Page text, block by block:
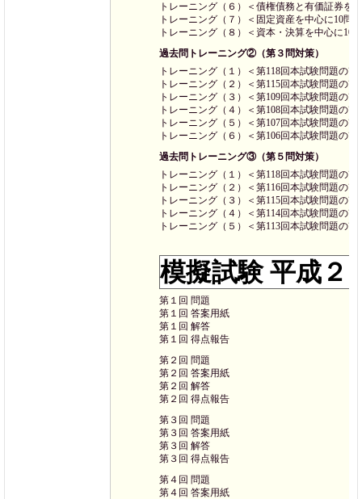
トレーニング（６）＜債権債務と有価証券を
トレーニング（７）＜固定資産を中心に10問＞
トレーニング（８）＜資本・決算を中心に10
過去問トレーニング②（第３問対策）
トレーニング（１）＜第118回本試験問題の改
トレーニング（２）＜第115回本試験問題の改
トレーニング（３）＜第109回本試験問題の改
トレーニング（４）＜第108回本試験問題の改
トレーニング（５）＜第107回本試験問題の改
トレーニング（６）＜第106回本試験問題の改
過去問トレーニング③（第５問対策）
トレーニング（１）＜第118回本試験問題の改
トレーニング（２）＜第116回本試験問題の改
トレーニング（３）＜第115回本試験問題の改
トレーニング（４）＜第114回本試験問題の改
トレーニング（５）＜第113回本試験問題の改
模擬試験 平成２
第１回 問題
第１回 答案用紙
第１回 解答
第１回 得点報告
第２回 問題
第２回 答案用紙
第２回 解答
第２回 得点報告
第３回 問題
第３回 答案用紙
第３回 解答
第３回 得点報告
第４回 問題
第４回 答案用紙